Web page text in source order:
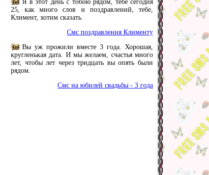
Я в этот день с тобою рядом, тебе сегодня
25, как много слов и поздравлений, тебе,
Климент, хотим сказать.
Смс поздравления Клименту
Вы уж прожили вместе 3 года. Хорошая,
кругленькая дата. И мы желаем, счастья много
лет, чтобы лет через тридцать вы опять были
рядом.
Смс на юбилей свадьбы - 3 года